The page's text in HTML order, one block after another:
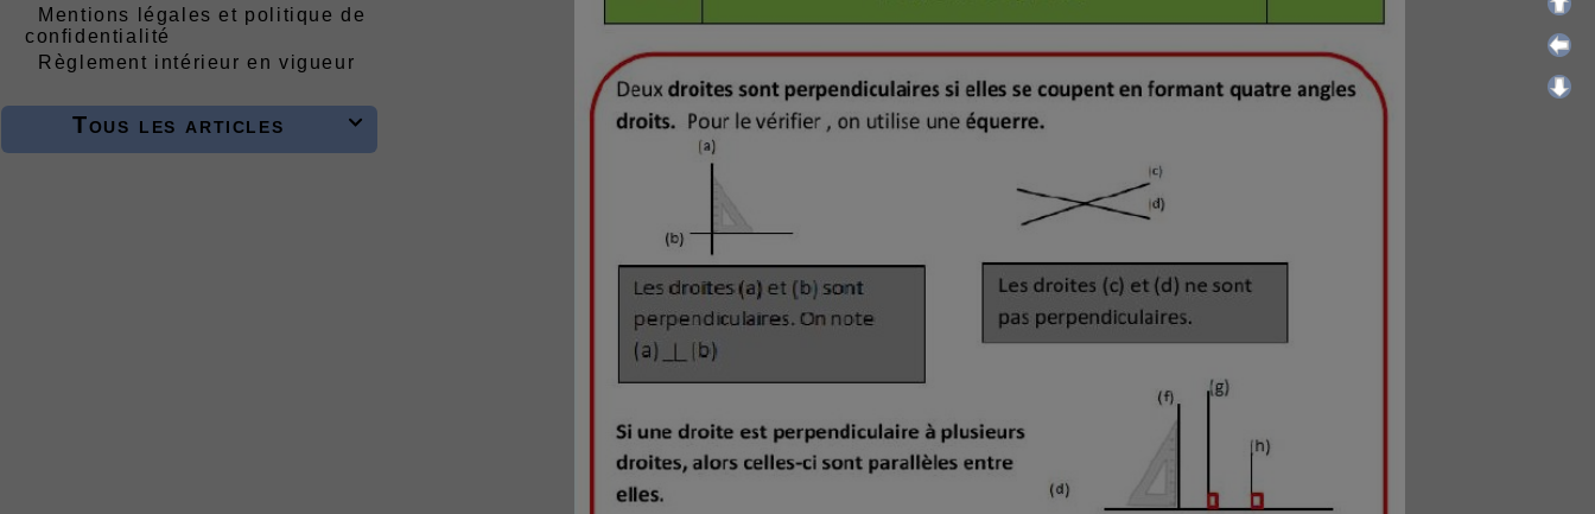
Mentions légales et politique de
confidentialité
Règlement intérieur en vigueur

Tous les articles